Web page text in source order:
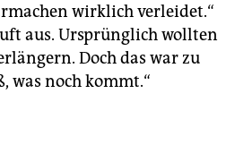
wirklich verleidet.“
aus. Ursprünglich wollten
Doch das war zu
was noch kommt.“